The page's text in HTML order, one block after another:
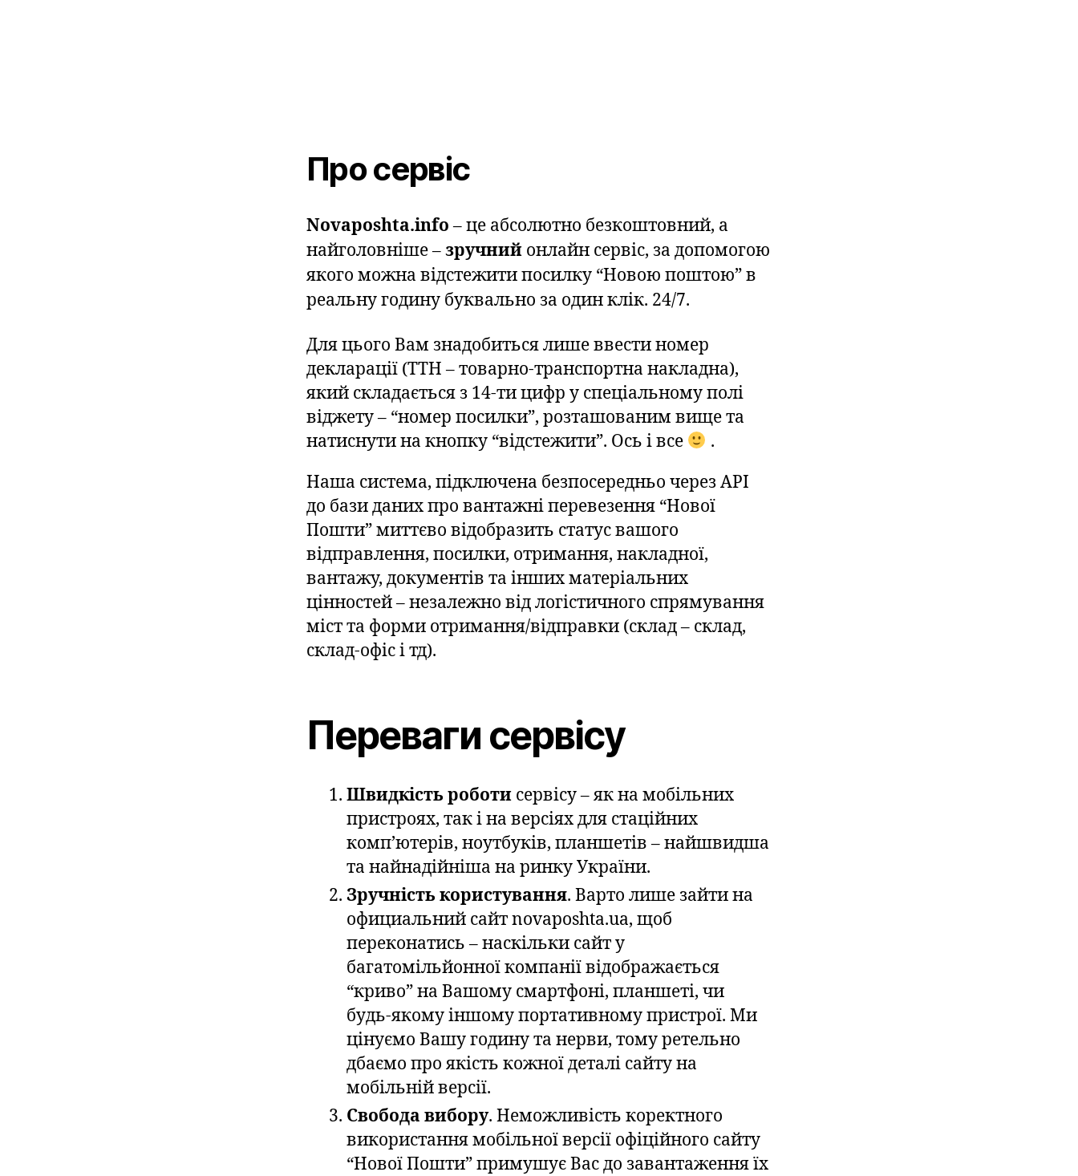
Про сервіс
Novaposhta.info– це абсолютно безкоштовний, а
найголовніше –зручний онлайн сервіс, за допомогою
якого можна відстежити посилку “Новою поштою” в
реальну годину буквально за один клік. 24/7.
Для цього Вам знадобиться лише ввести номер
декларації (ТТН – товарно-транспортна накладна),
який складається з 14-ти цифр у спеціальному полі
віджету – “номер посилки”, розташованим вище та
натиснути на кнопку “відстежити”. Ось і все
.
Наша система, підключена безпосередньо через API
до бази даних про вантажні перевезення “Нової
Пошти” миттєво відобразить статус вашого
відправлення, посилки, отримання, накладної,
вантажу, документів та інших матеріальних
цінностей – незалежно від логістичного спрямування
міст та форми отримання/відправки (склад – склад,
склад-офіс і тд).
Переваги сервісу
Швидкість роботи сервісу – як на мобільних
пристроях, так і на версіях для стаційних
комп’ютерів, ноутбуків, планшетів – найшвидша
та найнадійніша на ринку України.
Зручність користування. Варто лише зайти на
официальний сайт novaposhta.ua, щоб
переконатись – наскільки сайт у
багатомільйонної компанії відображається
“криво” на Вашому смартфоні, планшеті, чи
будь-якому іншому портативному пристрої. Ми
цінуємо Вашу годину та нерви, тому ретельно
дбаємо про якість кожної деталі сайту на
мобільній версії.
Свобода вибору. Неможливість коректного
використання мобільної версії офіційного сайту
“Нової Пошти” примушує Вас до завантаження їх